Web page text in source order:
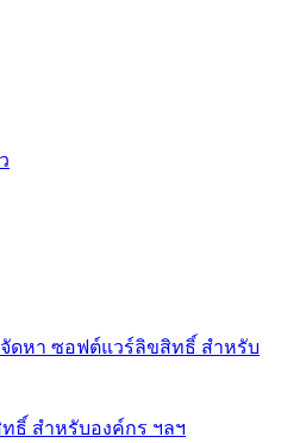
ธิ์ สำหรับองค์กร ฯลฯ